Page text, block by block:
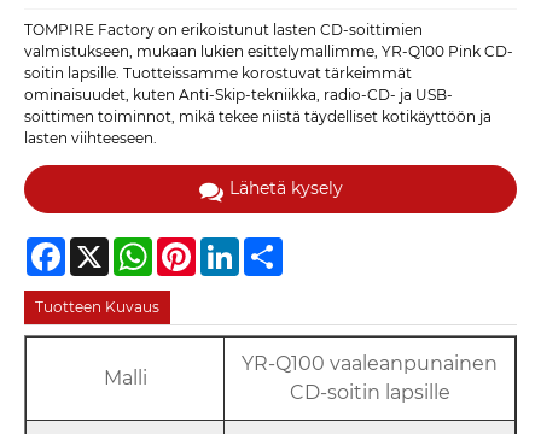
TOMPIRE Factory on erikoistunut lasten CD-soittimien
valmistukseen, mukaan lukien esittelymallimme, YR-Q100 Pink CD-
soitin lapsille. Tuotteissamme korostuvat tärkeimmät
ominaisuudet, kuten Anti-Skip-tekniikka, radio-CD- ja USB-
soittimen toiminnot, mikä tekee niistä täydelliset kotikäyttöön ja
lasten viihteeseen.
Lähetä kysely
Facebook
X WhatsAppPinterestLinkedIn
Tuotteen Kuvaus
Malli
YR-Q100 vaaleanpunainen
CD-soitin lapsille